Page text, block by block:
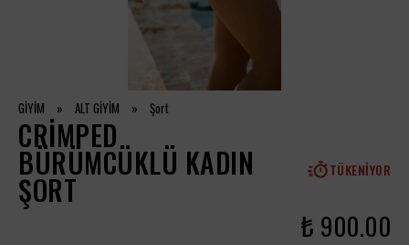
GİYİM » ALT GİYİM » Şort
CRIMPED
BÜRÜMCÜKLÜ KADIN
ŞORT TÜKENIYOR
₺ 900.00